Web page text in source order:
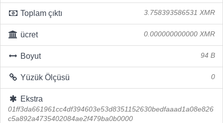
Toplam çıktı 3.758393586531 XMR
ücret 0.000000000000 XMR
Boyut 94 B
Yüzük Ölçüsü 0
Ekstra
01ff3da661961cc4df394603e53d8351152630bedfaaad1a08e826
c5a892a4735402084ae2f479ba0b0000